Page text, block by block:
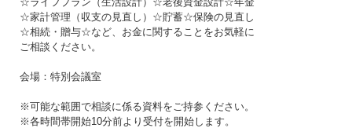
☆家計管理（収支の見直し）☆貯蓄☆保険の見直し
☆相続・贈与☆など、お金に関することをお気軽に
ご相談ください。
会場：特別会議室
※可能な範囲で相談に係る資料をご持参ください。
※各時間帯開始10分前より受付を開始します。